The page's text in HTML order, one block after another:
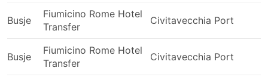
Reizen met een minibusje: Voor- en
nadelen
Voordelen van minibusjes
Busje
Fiumicino Rome Hotel
Transfer
Civitavecchia Port
Busje
Fiumicino Rome Hotel
Transfer
Civitavecchia Port